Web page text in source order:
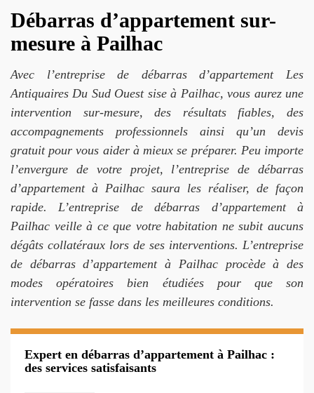
Débarras d’appartement sur-
mesure à Pailhac
Avec l’entreprise de débarras d’appartement Les
Antiquaires Du Sud Ouest sise à Pailhac, vous aurez une
intervention sur-mesure, des résultats fiables, des
accompagnements professionnels ainsi qu’un devis
gratuit pour vous aider à mieux se préparer. Peu importe
l’envergure de votre projet, l’entreprise de débarras
d’appartement à Pailhac saura les réaliser, de façon
rapide. L’entreprise de débarras d’appartement à
Pailhac veille à ce que votre habitation ne subit aucuns
dégâts collatéraux lors de ses interventions. L’entreprise
de débarras d’appartement à Pailhac procède à des
modes opératoires bien étudiées pour que son
intervention se fasse dans les meilleures conditions.
Expert en débarras d’appartement à Pailhac :
des services satisfaisants